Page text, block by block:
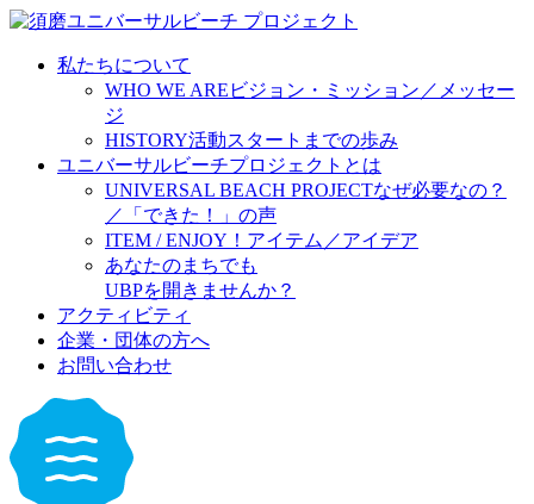
私たちについて
WHO WE ARE ビジョン・ミッション／メッセー
ジ
HISTORY活動スタートまでの歩み
ユニバーサルビーチプロジェクトとは
UNIVERSAL BEACH PROJECTなぜ必要なの？
／「できた！」の声
ITEM / ENJOY！ アイテム／アイデア
あなたのまちでも
UBPを開きませんか？
アクティビティ
企業・団体の方へ
お問い合わせ